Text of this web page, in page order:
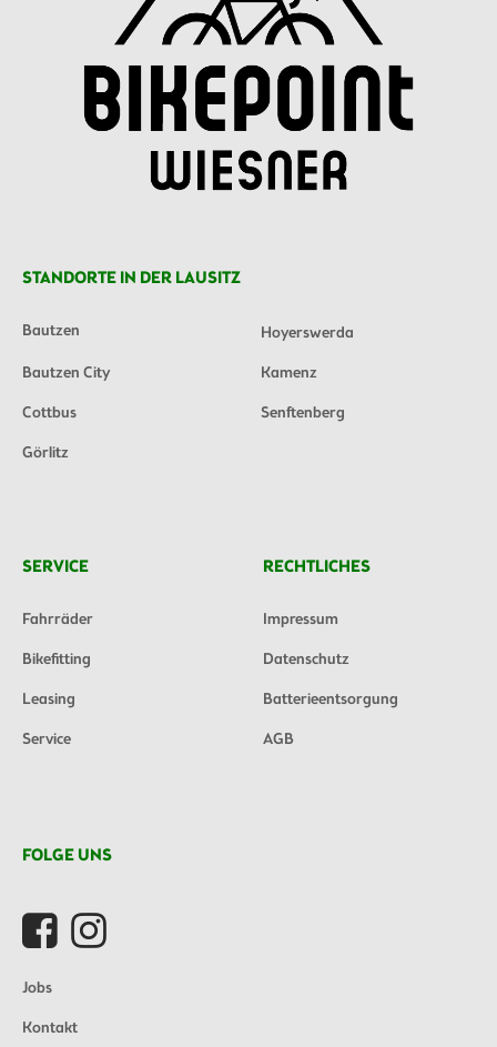
STANDORTE IN DER LAUSITZ
Bautzen
Hoyerswerda
Bautzen City
Kamenz
Cottbus
Senftenberg
Görlitz
SERVICE
Fahrräder
Bikefitting
Leasing
Service
RECHTLICHES
Impressum
Datenschutz
Batterieentsorgung
AGB
FOLGE UNS
Jobs
Kontakt